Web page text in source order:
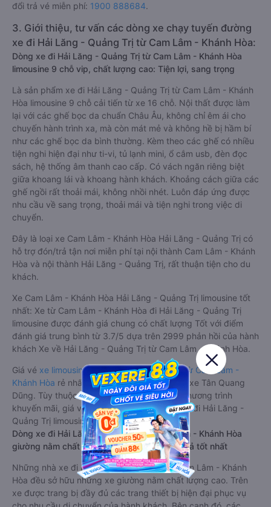
đổi trả vé miễn phí: 1900 888684.
3. Giới thiệu, tư vấn các dòng xe chạy tuyến đường
xe đi Hải Lăng - Quảng Trị từ Cam Lâm - Khánh Hòa:
Dòng xe đi Hải Lăng - Quảng Trị từ Cam Lâm - Khánh Hòa
limousine 9 chỗ vip, chất lượng cao: Tiện lợi, sang trọng
Là sản phẩm xe đi Hải Lăng - Quảng Trị từ Cam Lâm - Khánh
Hòa limousine 9 chỗ cải tiến từ xe 16 chỗ. Nội thất được làm
lại với các ghế bọc da chuẩn Châu Âu, không chỉ êm ái cho
chuyến hành trình xa, mà còn mát mẻ và không hề bị hầm bí
như các ghế bọc da bình thường. Kèm theo các ghế có nhiều
tiện nghi hiện đại như ti-vi, tủ lạnh mini, ổ cắm usb, đèn đọc
sách, hệ thống âm thanh cao cấp. Có vách ngăn riêng biệt
giữa khoang lái và khoang hành khách. Khoảng cách giữa các
ghế ngồi rất thoải mái, không nhồi nhét. Luôn đáp ứng được
nhu cầu về sang trọng, thoải mái và tiện nghi trong việc di
chuyển.
Đây là loại xe Cam Lâm - Khánh Hòa Hải Lăng - Quảng Trị có
hỗ trợ đón/trả tận nơi miễn phí tại nội thành Cam Lâm - Khánh
Hòa và nội thành Hải Lăng - Quảng Trị, rất thuận tiện cho du
khách.
Xe Cam Lâm - Khánh Hòa Hải Lăng - Quảng Trị limousine tốt
nhất: Xe từ Cam Lâm - Khánh Hòa đi Hải Lăng - Quảng Trị
limousine được đánh giá chung có chất lượng Tốt với điểm
đánh giá trung bình từ 3.7/5 dựa trên 2999 phản hồi của hành
khách Xe về Hải Lăng - Quảng Trị từ Cam Lâm - Khánh Hòa.
Giá vé xe limousine đi Hải Lăng - Quảng Trị từ Cam Lâm -
Khánh Hòa rẻ nhất là 550000VND của hãng xe Tân Quang
Dũng. Tùy thuộc vào vị trí ngồi của bạn và chương trình
khuyến mãi, giá vé Xe Cam Lâm - Khánh Hòa đi Hải Lăng -
Quảng Trị limousine này có thể sẽ rẻ hơn
Dòng xe đi Hải Lăng - Quảng Trị từ Cam Lâm - Khánh Hòa
giường nằm chất lượng cao: Thoải mái, giá cả tốt nhất
Những nhà xe đi Hải Lăng - Quảng Trị từ Cam Lâm - Khánh
Hòa đều sở hữu những xe giường nằm chất lượng cao. Trên
xe được trang bị đầy đủ các trang thiết bị hiện đại phục vụ